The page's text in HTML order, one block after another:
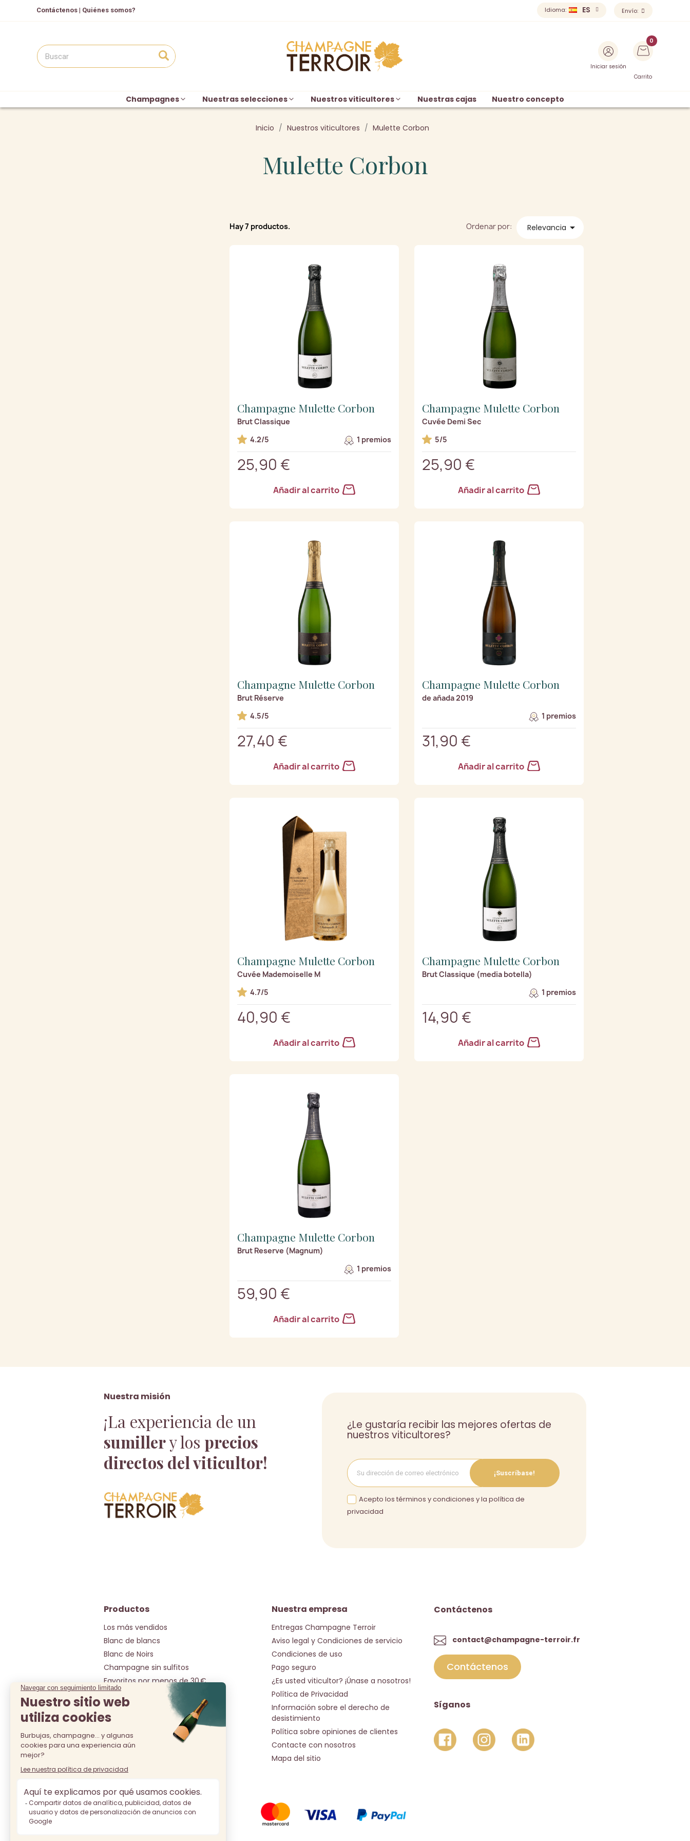
Contáctenos | Quiénes somos? Idioma: ES Envío:
Iniciar sesión
Carrito
Champagnes Nuestras selecciones Nuestros viticultores Nuestras cajas Nuestro concepto
Inicio Nuestros viticultores Mulette Corbon
Mulette Corbon
Hay 7 productos. Ordenar por: Relevancia 
Champagne Mulette Corbon
Brut Classique
4.2/5
1 premios
25,90 €
Añadir al carrito
Champagne Mulette Corbon
Cuvée Demi Sec
5/5
25,90 €
Añadir al carrito
Champagne Mulette Corbon
Brut Réserve
4.5/5
27,40 €
Añadir al carrito
Champagne Mulette Corbon
de añada 2019
1 premios
31,90 €
Añadir al carrito
Champagne Mulette Corbon
Cuvée Mademoiselle M
4.7/5
40,90 €
Añadir al carrito
Champagne Mulette Corbon
Brut Classique (media botella)
1 premios
14,90 €
Añadir al carrito
Champagne Mulette Corbon
Brut Reserve (Magnum)
1 premios
59,90 €
Añadir al carrito
Nuestra misión
¡La experiencia de un
sumillery los precios
directos del viticultor!
¿Le gustaría recibir las mejores ofertas de
nuestros viticultores?
¡Suscríbase!
Acepto los términos y condiciones y la política de
privacidad
Productos
Los más vendidos
Blanc de blancs
Blanc de Noirs
Champagne sin sulfitos
Favoritos por menos de 30 €
Nuestras joyas por menos de 50 €
Selección por menos de 20€
Todos los champagnes
Nuestra empresa
Entregas Champagne Terroir
Aviso legal y Condiciones de servicio
Condiciones de uso
Pago seguro
¿Es usted viticultor? ¡Únase a nosotros!
Política de Privacidad
Información sobre el derecho de
desistimiento
Política sobre opiniones de clientes
Contacte con nosotros
Mapa del sitio
Contáctenos
contact@champagne-terroir.fr
Contáctenos
Síganos